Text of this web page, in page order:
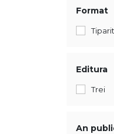
Format
Tiparit
Editura
Trei
An